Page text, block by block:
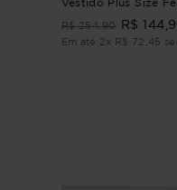
Vestido Plus Size
R$ 254,90 R$ 144
Em até 2x R$ 72 45